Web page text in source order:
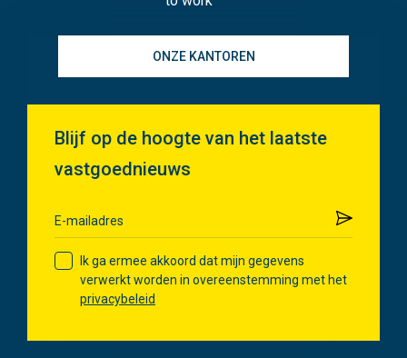
ONZE KANTOREN
Blijf op de hoogte van het laatste
vastgoednieuws
E-mailadres Verzenden
Ik ga ermee akkoord dat mijn gegevens
verwerkt worden in overeenstemming met het
privacybeleid